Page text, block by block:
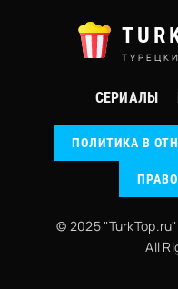
СЕРИАЛЫ
ПОЛИТИКА В
© 2025
All